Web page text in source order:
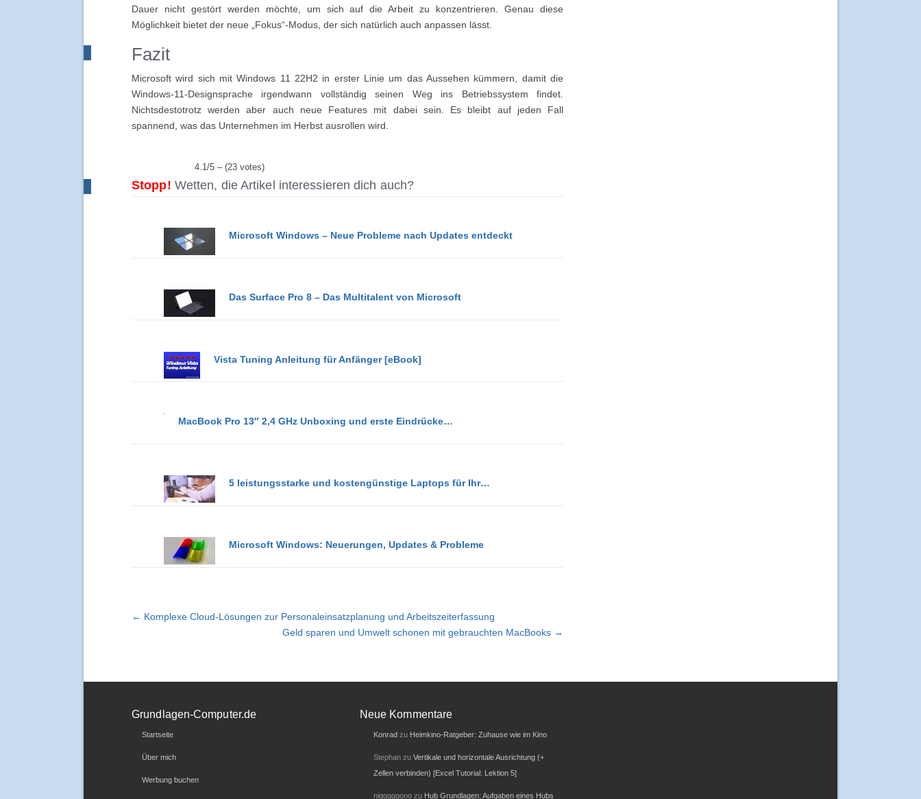
Dauer nicht gestört werden möchte, um sich auf die Arbeit zu konzentrieren. Genau diese
Möglichkeit bietet der neue „Fokus“-Modus, der sich natürlich auch anpassen lässt.
Fazit
Microsoft wird sich mit Windows 11 22H2 in erster Linie um das Aussehen kümmern, damit die
Windows-11-Designsprache irgendwann vollständig seinen Weg ins Betriebssystem findet.
Nichtsdestotrotz werden aber auch neue Features mit dabei sein. Es bleibt auf jeden Fall
spannend, was das Unternehmen im Herbst ausrollen wird.
4.1/5 – (23 votes)
Stopp! Wetten, die Artikel interessieren dich auch?
Microsoft Windows – Neue Probleme nach Updates entdeckt
Das Surface Pro 8 – Das Multitalent von Microsoft
Vista Tuning Anleitung für Anfänger [eBook]
MacBook Pro 13″ 2,4 GHz Unboxing und erste Eindrücke…
5 leistungsstarke und kostengünstige Laptops für Ihr…
Microsoft Windows: Neuerungen, Updates & Probleme
← Komplexe Cloud-Lösungen zur Personaleinsatzplanung und Arbeitszeiterfassung
Geld sparen und Umwelt schonen mit gebrauchten MacBooks →
Grundlagen-Computer.de
Startseite
Über mich
Werbung buchen
Neue Kommentare
Konradzu Heimkino-Ratgeber: Zuhause wie im Kino
Stephanzu Vertikale und horizontale Ausrichtung (+
Zellen verbinden) [Excel Tutorial: Lektion 5]
nigggggooozu Hub Grundlagen: Aufgaben eines Hubs